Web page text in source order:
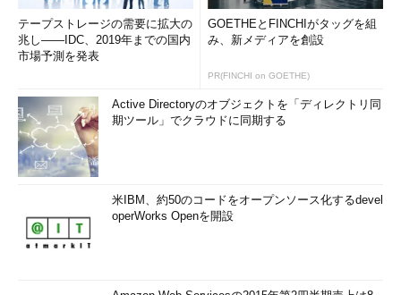
ついて解説しています。
求人復活を背景に、中堅SIerにキャリア
アップ転職 viakwout
この2本の記事でも紹介していますが、人材サービス企業の関
係者に話を聞くと、2012年後半ごろから比較的大手のSIerなどの
積極的な求人が目立ってきたようです。同時に、必要に迫られた
テープストレージの需要に拡大の
兆し――IDC、2019年までの国内
市場予測を発表
GOETHEとFINCHIがタッグを組
み、新メディアを創設
PR(FINCHI on GOETHE)
Active Directoryのオブジェクトを「ディレクトリ同
期ツール」でクラウドに同期する
米IBM、約50のコードをオープンソース化するdevel
operWorks Openを開設